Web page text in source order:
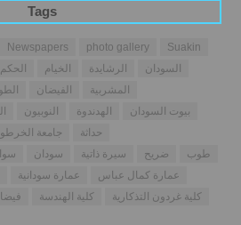
Tags
Newspapers photo gallery
Suakin
الخيام الرشايدة
السودان
الفيضان
المشربية
النوبيون الهدندوة
بيوت السودان
جامعة
حداثة
سودان سيرة ذاتية ضريح
طوب
عمارة سودانية
عمارة كمال عباس
كلية الهندسة
كلية غردون التذكارية